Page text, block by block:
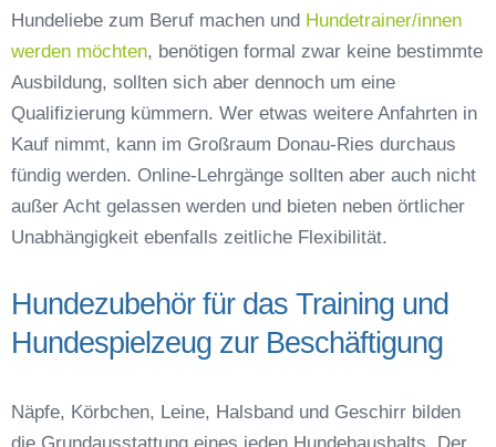
Hundeliebe zum Beruf machen und Hundetrainer/innen
werden möchten, benötigen formal zwar keine bestimmte
Ausbildung, sollten sich aber dennoch um eine
Qualifizierung kümmern. Wer etwas weitere Anfahrten in
Kauf nimmt, kann im Großraum Donau-Ries durchaus
fündig werden. Online-Lehrgänge sollten aber auch nicht
außer Acht gelassen werden und bieten neben örtlicher
Unabhängigkeit ebenfalls zeitliche Flexibilität.
Hundezubehör für das Training und
Hundespielzeug zur Beschäftigung
Näpfe, Körbchen, Leine, Halsband und Geschirr bilden
die Grundausstattung eines jeden Hundehaushalts. Der